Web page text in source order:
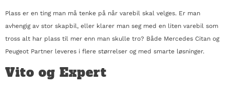
Plass er en ting man må tenke på når varebil skal velges. Er man
avhengig av stor skapbil, eller klarer man seg med en liten varebil som
tross alt har plass til mer enn man skulle tro? Både Mercedes Citan og
Peugeot Partner leveres i flere størrelser og med smarte løsninger.
Vito og Expert